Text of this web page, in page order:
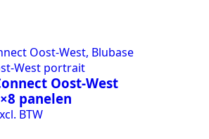
Oost-West, Blubase
West portrait
Oost-West
panelen
BTW